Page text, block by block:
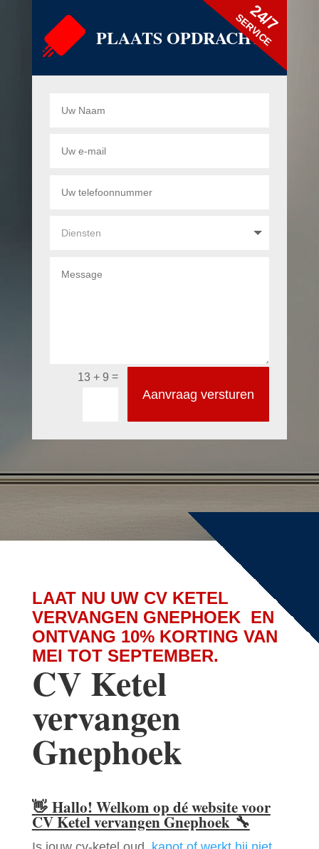
PLAATS OPDRACHT
24/7
SERVICE
13 + 9 =
Aanvraag versturen
LAAT NU UW CV KETEL
VERVANGEN GNEPHOEK EN
ONTVANG 10% KORTING VAN
MEI TOT SEPTEMBER.
CV Ketel
vervangen
Gnephoek
👋 Hallo! Welkom op dé website voor
CV Ketel vervangen Gnephoek🔧